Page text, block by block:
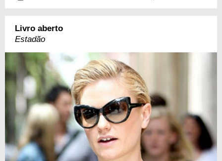
Livro aberto
Estadão